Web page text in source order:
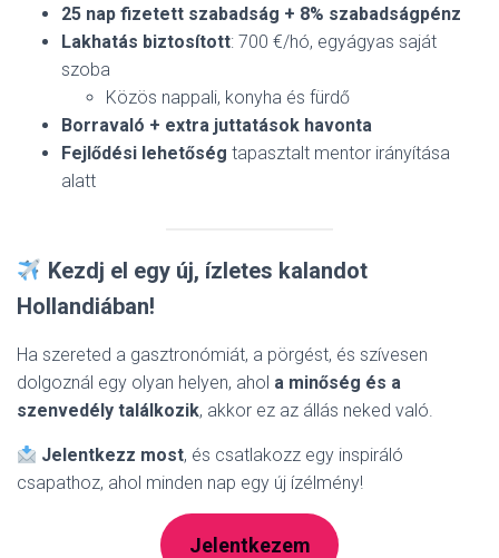
25 nap fizetett szabadság + 8% szabadságpénz
Lakhatás biztosított: 700 €/hó, egyágyas saját
szoba
Közös nappali, konyha és fürdő
Borravaló + extra juttatások havonta
Fejlődési lehetőség tapasztalt mentor irányítása
alatt
Kezdj el egy új, ízletes kalandot
Hollandiában!
Ha szereted a gasztronómiát, a pörgést, és szívesen
dolgoznál egy olyan helyen, ahol a minőség és a
szenvedély találkozik, akkor ez az állás neked való.
Jelentkezz most, és csatlakozz egy inspiráló
csapathoz, ahol minden nap egy új ízélmény!
Jelentkezem